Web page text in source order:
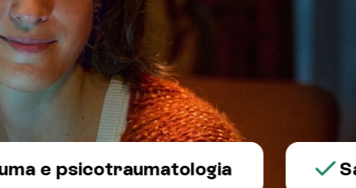
psicotraumatologia Salute